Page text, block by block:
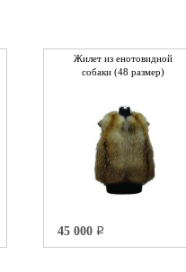
Жилет из енотовидной
собаки (48 размер)
45 000 q